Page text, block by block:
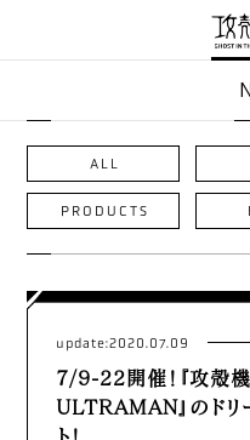
ALL
PRODUCTS
update:2020.07.09
7/9-22開催！『攻
ULTRAMAN』のドリ